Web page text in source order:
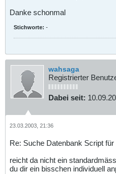
Danke schonmal
Stichworte: -
wahsaga
Registrierter
Dabei seit:
23.03.2003, 21:36
Re: Suche Datenbank Script für
reicht da nicht ein
du dir ein bisschen individuell